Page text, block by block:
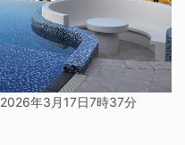
年3月17日7時37分